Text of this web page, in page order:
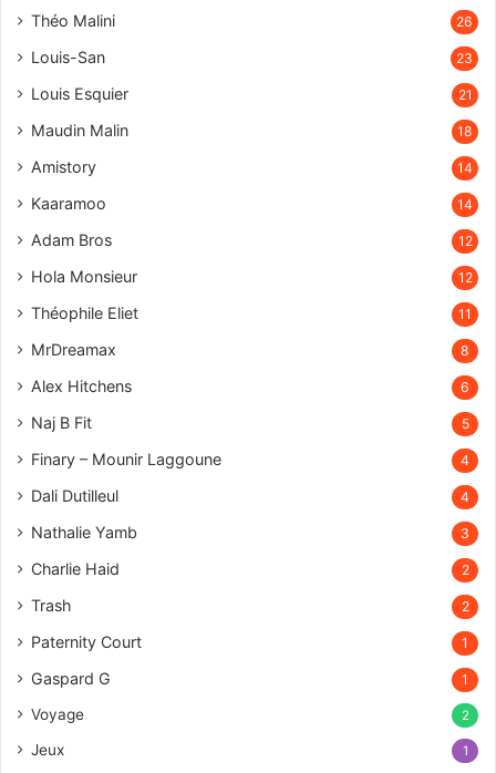
Théo Malini 26
Louis-San 23
Louis Esquier 21
Maudin Malin 18
Amistory 14
Kaaramoo 14
Adam Bros 12
Hola Monsieur 12
Théophile Eliet 11
MrDreamax 8
Alex Hitchens 6
Naj B Fit 5
Finary – Mounir Laggoune 4
Dali Dutilleul 4
Nathalie Yamb 3
Charlie Haid 2
Trash 2
Paternity Court 1
Gaspard G 1
Voyage 2
Jeux 1